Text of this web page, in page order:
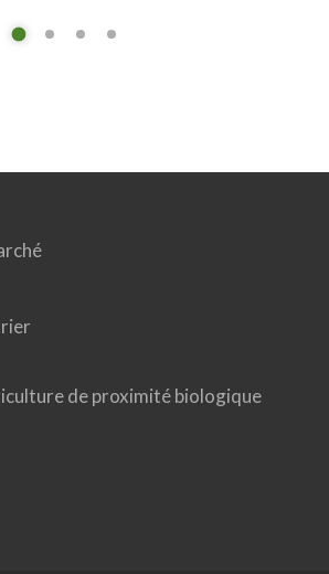
de proximité biologique